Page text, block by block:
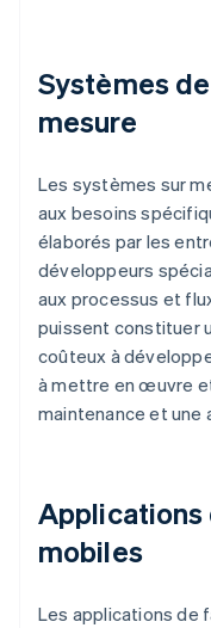
Systèmes
mesure
Les systèmes sur
aux besoins
élaborés par les
développeurs
aux processus et
puissent constituer
coûteux à
à mettre en œuvre
maintenance et une
mobiles
Les applications de